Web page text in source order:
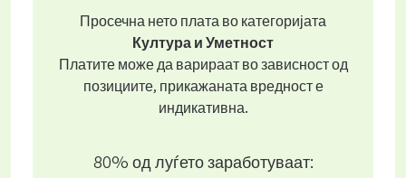
Просечна нето плата во категоријата
Култура и Уметност
Платите може да варираат во зависност од
позициите, прикажаната вредност е
индикативна.
80% од луѓето заработуваат: